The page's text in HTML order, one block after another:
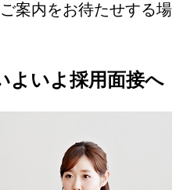
案内をお待たせする場
よいよ採用面接へ